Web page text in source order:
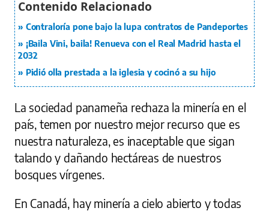
Contraloría pone bajo la lupa contratos de Pandeportes
¡Baila Vini, baila! Renueva con el Real Madrid hasta el
2032
Pidió olla prestada a la iglesia y cocinó a su hijo
La sociedad panameña rechaza la minería en el
país, temen por nuestro mejor recurso que es
nuestra naturaleza, es inaceptable que sigan
talando y dañando hectáreas de nuestros
bosques vírgenes.
En Canadá, hay minería a cielo abierto y todas